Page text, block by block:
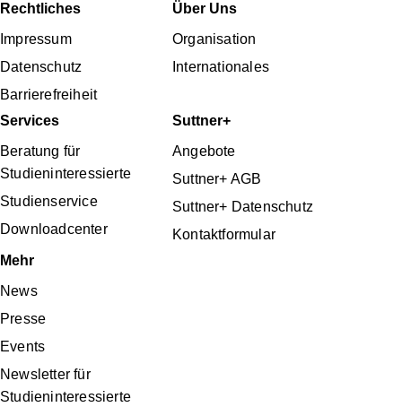
Fußbereichsmenü
Rechtliches
Impressum
Datenschutz
Barrierefreiheit
Über Uns
Organisation
Internationales
Services
Beratung für
Studieninteressierte
Studienservice
Downloadcenter
Suttner+
Angebote
Suttner+ AGB
Suttner+ Datenschutz
Kontaktformular
Mehr
News
Presse
Events
Newsletter für
Studieninteressierte